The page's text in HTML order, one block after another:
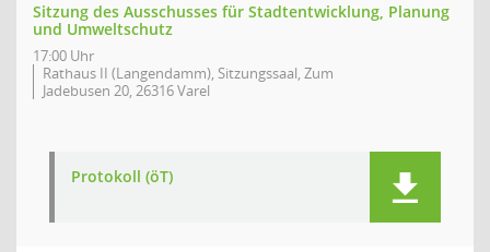
Sitzung des Ausschusses für Stadtentwicklung, Planung
und Umweltschutz
17:00 Uhr
Rathaus II (Langendamm), Sitzungssaal, Zum
Jadebusen 20, 26316 Varel
Protokoll (öT)